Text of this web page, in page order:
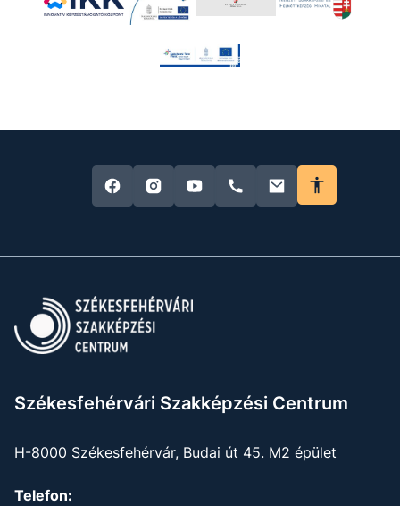
Székesfehérvári Szakképzési Centrum
H-8000 Székesfehérvár, Budai út 45. M2 épület
Telefon: